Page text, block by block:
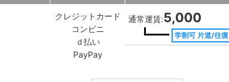
クレジットカード
コンビニ
ｄ払い
PayPay
通常運賃:5,000
学割可 片道/往復